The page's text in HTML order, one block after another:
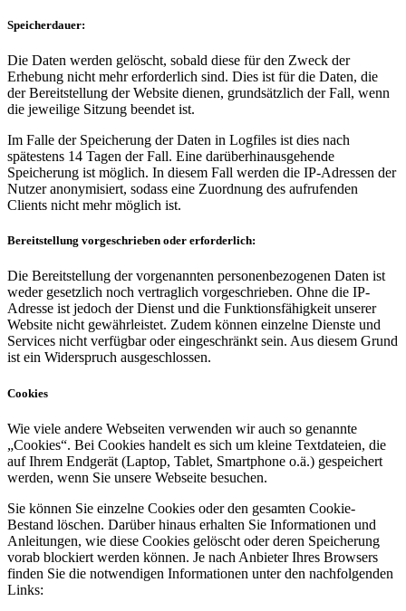
Speicherdauer:
Die Daten werden gelöscht, sobald diese für den Zweck der
Erhebung nicht mehr erforderlich sind. Dies ist für die Daten, die
der Bereitstellung der Website dienen, grundsätzlich der Fall, wenn
die jeweilige Sitzung beendet ist.
Im Falle der Speicherung der Daten in Logfiles ist dies nach
spätestens 14 Tagen der Fall. Eine darüberhinausgehende
Speicherung ist möglich. In diesem Fall werden die IP-Adressen der
Nutzer anonymisiert, sodass eine Zuordnung des aufrufenden
Clients nicht mehr möglich ist.
Bereitstellung vorgeschrieben oder erforderlich:
Die Bereitstellung der vorgenannten personenbezogenen Daten ist
weder gesetzlich noch vertraglich vorgeschrieben. Ohne die IP-
Adresse ist jedoch der Dienst und die Funktionsfähigkeit unserer
Website nicht gewährleistet. Zudem können einzelne Dienste und
Services nicht verfügbar oder eingeschränkt sein. Aus diesem Grund
ist ein Widerspruch ausgeschlossen.
Cookies
Wie viele andere Webseiten verwenden wir auch so genannte
„Cookies“. Bei Cookies handelt es sich um kleine Textdateien, die
auf Ihrem Endgerät (Laptop, Tablet, Smartphone o.ä.) gespeichert
werden, wenn Sie unsere Webseite besuchen.
Sie können Sie einzelne Cookies oder den gesamten Cookie-
Bestand löschen. Darüber hinaus erhalten Sie Informationen und
Anleitungen, wie diese Cookies gelöscht oder deren Speicherung
vorab blockiert werden können. Je nach Anbieter Ihres Browsers
finden Sie die notwendigen Informationen unter den nachfolgenden
Links: